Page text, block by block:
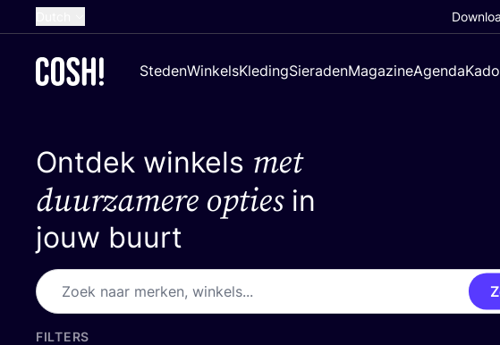
French
German
Croatian
StedenWinkelsKledingSieradenMagazineAgenda
Ontdek winkels met
duurzamere optiesin
jouw buurt
FILTERS